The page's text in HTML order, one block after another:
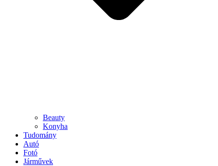
Beauty
Konyha
Tudomány
Autó
Fotó
Járművek